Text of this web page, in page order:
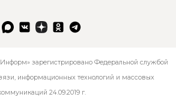
зарегистрировано Федеральной службой
информационных технологий и массовых
24.09.2019 г.